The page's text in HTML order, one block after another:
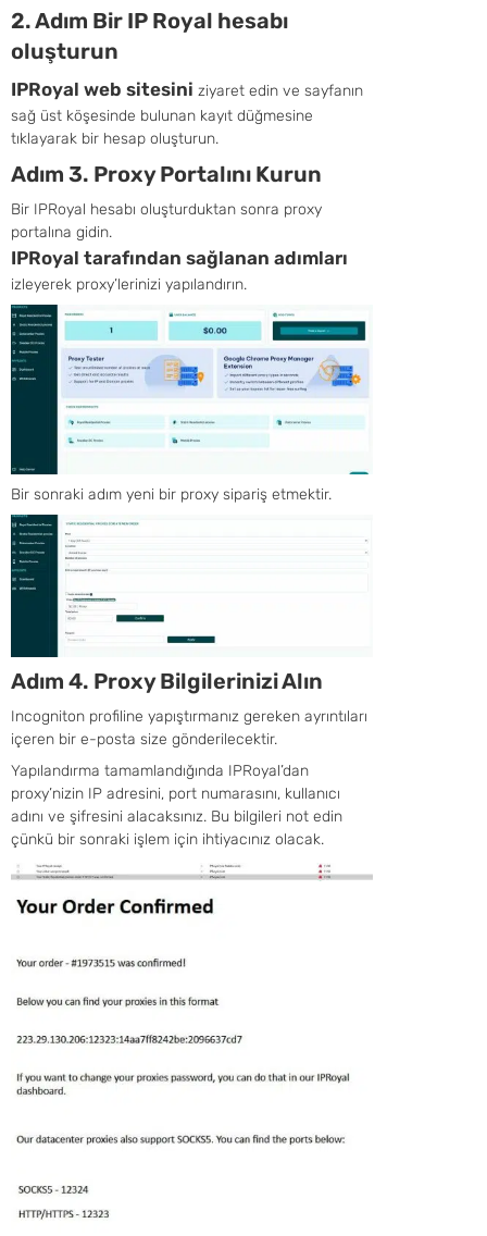
2. Adım Bir IP Royal hesabı
oluşturun
IPRoyal web sitesini ziyaret edin ve sayfanın
sağ üst köşesinde bulunan kayıt düğmesine
tıklayarak bir hesap oluşturun.
Adım 3. Proxy Portalını Kurun
Bir IPRoyal hesabı oluşturduktan sonra proxy
portalına gidin.
IPRoyal tarafından sağlanan adımları
izleyerek proxy’lerinizi yapılandırın.
Bir sonraki adım yeni bir proxy sipariş etmektir.
Adım 4. Proxy Bilgilerinizi Alın
Incogniton profiline yapıştırmanız gereken ayrıntıları
içeren bir e-posta size gönderilecektir.
Yapılandırma tamamlandığında IPRoyal’dan
proxy’nizin IP adresini, port numarasını, kullanıcı
adını ve şifresini alacaksınız. Bu bilgileri not edin
çünkü bir sonraki işlem için ihtiyacınız olacak.